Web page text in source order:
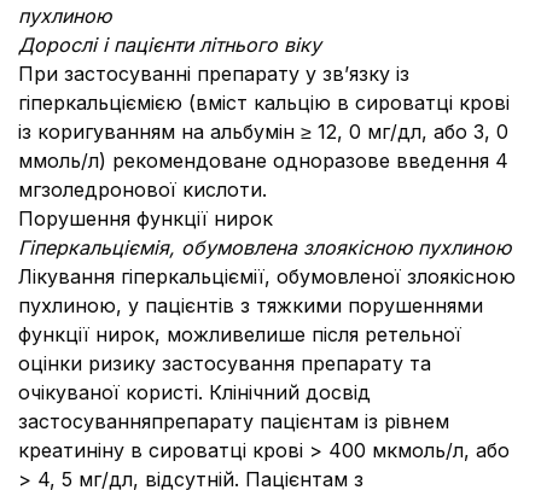
пухлиною
Дорослі і пацієнти літнього віку
При застосуванні препарату у зв’язку із
гіперкальціємією (вміст кальцію в сироватці крові
із коригуванням на альбумін ≥ 12, 0 мг/дл, або 3, 0
ммоль/л) рекомендоване одноразове введення 4
мгзоледронової кислоти.
Порушення функції нирок
Гіперкальціємія, обумовлена злоякісною пухлиною
Лікування гіперкальціємії, обумовленої злоякісною
пухлиною, у пацієнтів з тяжкими порушеннями
функції нирок, можливелише після ретельної
оцінки ризику застосування препарату та
очікуваної користі. Клінічний досвід
застосуванняпрепарату пацієнтам із рівнем
креатиніну в сироватці крові > 400 мкмоль/л, або
> 4, 5 мг/дл, відсутній. Пацієнтам з